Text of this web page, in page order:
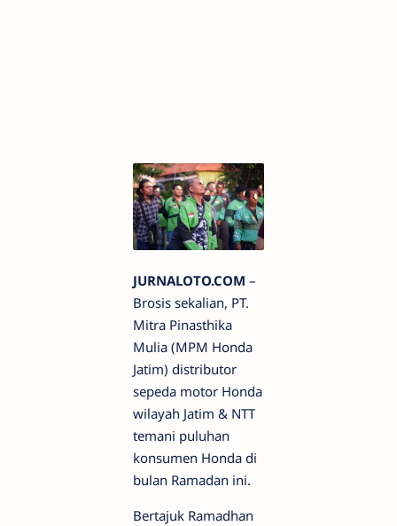
JURNALOTO.COM –
Brosis sekalian, PT.
Mitra Pinasthika
Mulia (MPM Honda
Jatim) distributor
sepeda motor Honda
wilayah Jatim & NTT
temani puluhan
konsumen Honda di
bulan Ramadan ini.
Bertajuk Ramadhan